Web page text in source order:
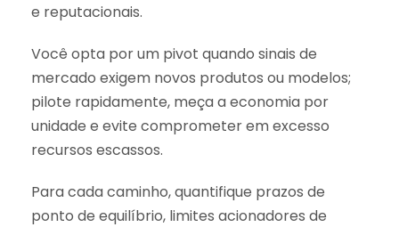
e reputacionais.
Você opta por um pivot quando sinais de
mercado exigem novos produtos ou modelos;
pilote rapidamente, meça a economia por
unidade e evite comprometer em excesso
recursos escassos.
Para cada caminho, quantifique prazos de
ponto de equilíbrio, limites acionadores de